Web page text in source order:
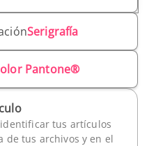
Serigrafía
Pantone®
tus artículos
de tus archivos y en el